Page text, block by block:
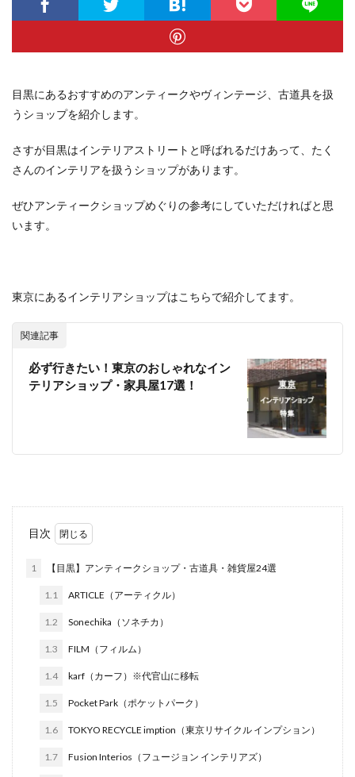
目黒にあるおすすめのアンティークやヴィンテージ、古道具を扱
うショップを紹介します。
さすが目黒はインテリアストリートと呼ばれるだけあって、たく
さんのインテリアを扱うショップがあります。
ぜひアンティークショップめぐりの参考にしていただければと思
います。
東京にあるインテリアショップはこちらで紹介してます。
関連記事
必ず行きたい！東京のおしゃれなイン
テリアショップ・家具屋17選！
目次
1 【目黒】アンティークショップ・古道具・雑貨屋24選
1.1 ARTICLE（アーティクル）
1.2 Sonechika（ソネチカ）
1.3 FILM（フィルム）
1.4 karf（カーフ）※代官山に移転
1.5 Pocket Park（ポケットパーク）
1.6 TOKYO RECYCLE imption（東京リサイクル インプション）
1.7 Fusion Interios（フュージョン インテリアズ）